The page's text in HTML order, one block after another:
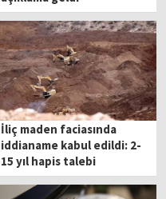
İliç maden faciasında
iddianame kabul edildi: 2-
15 yıl hapis talebi